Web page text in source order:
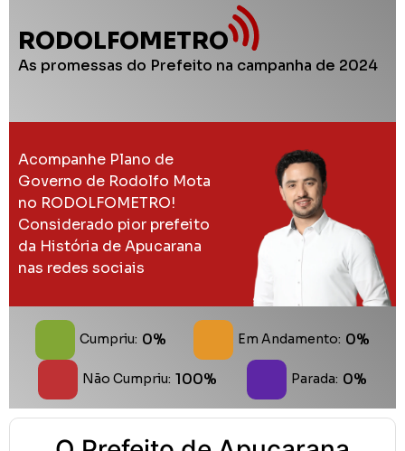
RODOLFOMETRO
As promessas do Prefeito na campanha de 2024
Acompanhe Plano de
Governo de Rodolfo Mota
no RODOLFOMETRO!
Considerado pior prefeito
da História de Apucarana
nas redes sociais
Cumpriu: 0% Em Andamento: 0%
Não Cumpriu: 100% Parada: 0%